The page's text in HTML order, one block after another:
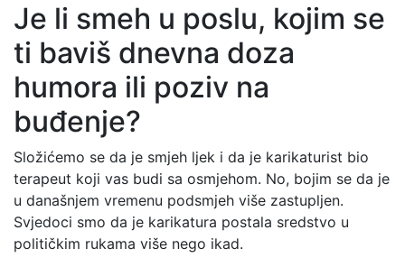
Je li smeh u poslu, kojim se
ti baviš dnevna doza
humora ili poziv na
buđenje?
Složićemo se da je smjeh ljek i da je karikaturist bio
terapeut koji vas budi sa osmjehom. No, bojim se da je
u današnjem vremenu podsmjeh više zastupljen.
Svjedoci smo da je karikatura postala sredstvo u
političkim rukama više nego ikad.